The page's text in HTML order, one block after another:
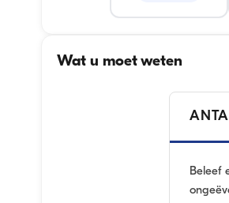
Wat u moet weten
Beleef